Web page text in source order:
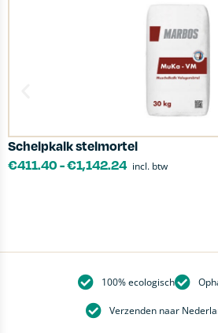
Schelpkalk stelmortel
€411.40-€1,142.24 incl. btw
100% ecologisch
Verzenden naar